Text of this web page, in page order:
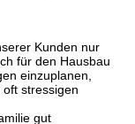
Kunden nur
für den Hausbau
einzuplanen,
stressigen
gut